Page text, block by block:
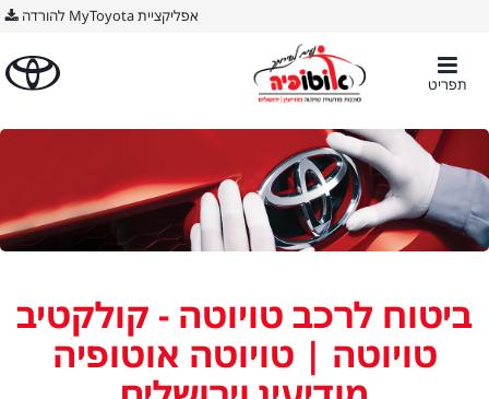
אפליקציית MyToyota להורדה
תפריט
ביטוח לרכב טויוטה - קולקטיב
טויוטה | טויוטה אוטופיה